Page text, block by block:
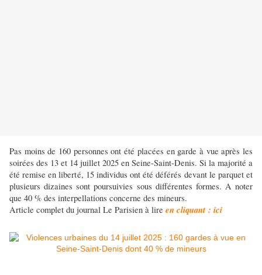
Pas moins de 160 personnes ont été placées en garde à vue après les
soirées des 13 et 14 juillet 2025 en Seine-Saint-Denis. Si la majorité a
été remise en liberté, 15 individus ont été déférés devant le parquet et
plusieurs dizaines sont poursuivies sous différentes formes. A noter
que 40 % des interpellations concerne des mineurs.
Article complet du journal Le Parisien à lire en cliquant : ici